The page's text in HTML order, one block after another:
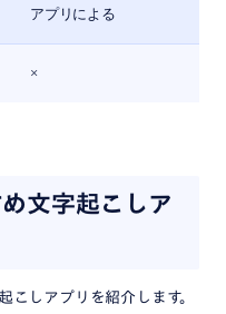
アプリによる
×
文字起こしア
こしアプリを紹介します。